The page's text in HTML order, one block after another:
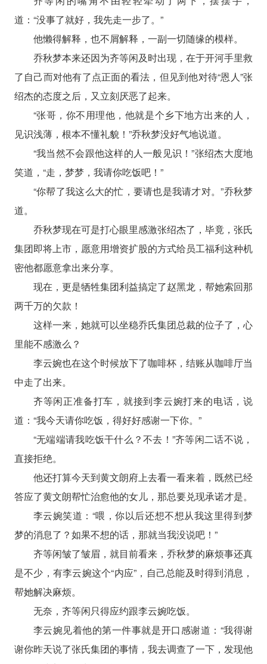
道：“没事了就好，我先走一步了。”
他懒得解释，也不屑解释，一副一切随缘的模样。
乔秋梦本来还因为齐等闲及时出现，在于开河手里救
了自己而对他有了点正面的看法，但见到他对待“恩人”张
绍杰的态度之后，又立刻厌恶了起来。
“张哥，你不用理他，他就是个乡下地方出来的人，
见识浅薄，根本不懂礼貌！”乔秋梦没好气地说道。
“我当然不会跟他这样的人一般见识！”张绍杰大度地
笑道，“走，梦梦，我请你吃饭吧！”
“你帮了我这么大的忙，要请也是我请才对。”乔秋梦
道。
乔秋梦现在可是打心眼里感激张绍杰了，毕竟，张氏
集团即将上市，愿意用增资扩股的方式给员工福利这种机
密他都愿意拿出来分享。
现在，更是牺牲集团利益搞定了赵黑龙，帮她索回那
两千万的欠款！
这样一来，她就可以坐稳乔氏集团总裁的位子了，心
里能不感激么？
李云婉也在这个时候放下了咖啡杯，结账从咖啡厅当
中走了出来。
齐等闲正准备打车，就接到李云婉打来的电话，说
道：“我今天请你吃饭，得好好感谢一下你。”
“无端端请我吃饭干什么？不去！”齐等闲二话不说，
直接拒绝。
他还打算今天到黄文朗府上去看一看来着，既然已经
答应了黄文朗帮忙治愈他的女儿，那总要兑现承诺才是。
李云婉笑道：“喂，你以后还想不想从我这里得到梦
梦的消息了？如果不想的话，那就当我没说吧！”
齐等闲皱了皱眉，就目前看来，乔秋梦的麻烦事还真
是不少，有李云婉这个“内应”，自己总能及时得到消息，
帮她解决麻烦。
无奈，齐等闲只得应约跟李云婉吃饭。
李云婉见着他的第一件事就是开口感谢道：“我得谢
谢你昨天说了张氏集团的事情，我去调查了一下，发现他